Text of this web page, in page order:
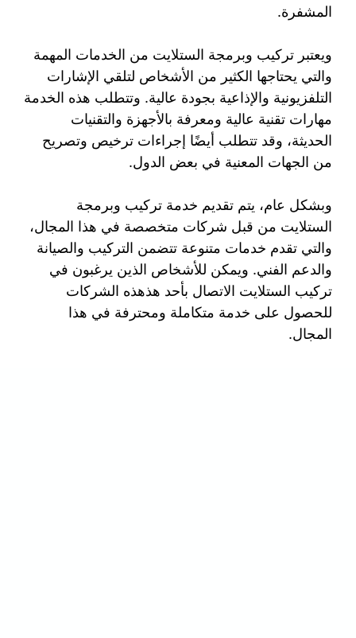
المشفرة.
ويعتبر تركيب وبرمجة الستلايت من الخدمات المهمة
والتي يحتاجها الكثير من الأشخاص لتلقي الإشارات
التلفزيونية والإذاعية بجودة عالية. وتتطلب هذه الخدمة
مهارات تقنية عالية ومعرفة بالأجهزة والتقنيات
الحديثة، وقد تتطلب أيضًا إجراءات ترخيص وتصريح
من الجهات المعنية في بعض الدول.
وبشكل عام، يتم تقديم خدمة تركيب وبرمجة
الستلايت من قبل شركات متخصصة في هذا المجال،
والتي تقدم خدمات متنوعة تتضمن التركيب والصيانة
والدعم الفني. ويمكن للأشخاص الذين يرغبون في
تركيب الستلايت الاتصال بأحد هذهذه الشركات
للحصول على خدمة متكاملة ومحترفة في هذا
المجال.